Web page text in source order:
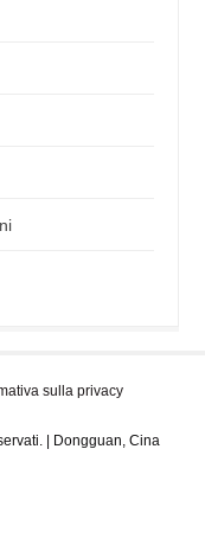
sulla privacy
| Dongguan, Cina